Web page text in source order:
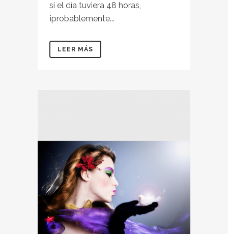
si el día tuviera 48 horas,
¡probablemente...
LEER MÁS